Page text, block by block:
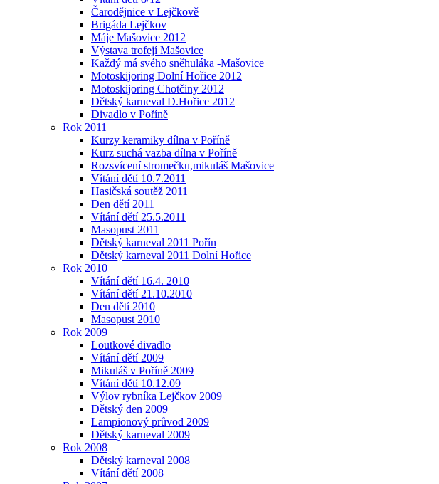
Čarodějnice v Lejčkově
Brigáda Lejčkov
Máje Mašovice 2012
Výstava trofejí Mašovice
Každý má svého sněhuláka -Mašovice
Motoskijoring Dolní Hořice 2012
Motoskijoring Chotčiny 2012
Dětský karneval D.Hořice 2012
Divadlo v Poříně
Rok 2011
Kurzy keramiky dílna v Poříně
Kurz suchá vazba dílna v Poříně
Rozsvícení stromečku,mikuláš Mašovice
Vítání dětí 10.7.2011
Hasičská soutěž 2011
Den dětí 2011
Vítání dětí 25.5.2011
Masopust 2011
Dětský karneval 2011 Pořín
Dětský karneval 2011 Dolní Hořice
Rok 2010
Vítání dětí 16.4. 2010
Vítání dětí 21.10.2010
Den dětí 2010
Masopust 2010
Rok 2009
Loutkové divadlo
Vítání dětí 2009
Mikuláš v Poříně 2009
Vítání dětí 10.12.09
Výlov rybníka Lejčkov 2009
Dětský den 2009
Lampionový průvod 2009
Dětský karneval 2009
Rok 2008
Dětský karneval 2008
Vítání dětí 2008